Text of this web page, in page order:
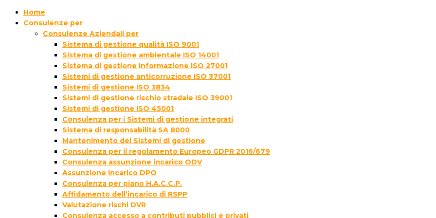
Home
Consulenze per
Consulenze Aziendali per
Sistema di gestione qualità ISO 9001
Sistema di gestione ambientale ISO 14001
Sistema di gestione informazione ISO 27001
Sistemi di gestione anticorruzione ISO 37001
Sistemi di gestione ISO 3834
Sistemi di gestione rischio stradale ISO 39001
Sistemi di gestione ISO 45001
Consulenza per i Sistemi di gestione integrati
Sistema di responsabilità SA 8000
Mantenimento dei Sistemi di gestione
Consulenza per il regolamento Europeo GDPR 2016/679
Consulenza assunzione incarico ODV
Assunzione incarico DPO
Consulenza per piano H.A.C.C.P.
Affidamento dell’incarico di RSPP
Valutazione rischi DVR
Consulenza accesso a contributi pubblici e privati